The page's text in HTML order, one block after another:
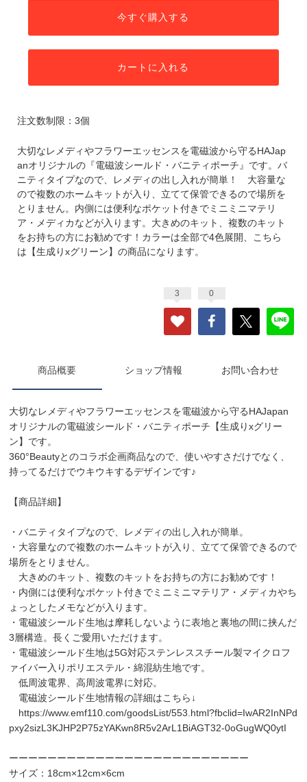
今すぐ購入する
カートに入れる
注文数制限：3個
大切なレメディやフラワーエッセンスを電磁波から守るHAJap
anオリジナルの『電磁波シールド・バニティポーチ』です。バ
ニティタイプなので、レメディの出し入れが簡単！ 大容量な
ので複数のホームキットが入り、立てて保管できるので場所を
とりません。内側には便利なポケット付きでミニミニマテリ
ア・メディカなどが入ります。大きめのキット、複数のキット
をお持ちの方にお勧めです！カラーは全部で4色展開、こちら
は【生成りxグリーン】の商品になります。
3 0
商品概要 ショップ情報 お問い合わせ
大切なレメディやフラワーエッセンスを電磁波から守るHAJapan
オリジナルの電磁波シールド・バニティポーチ【生成りxグリー
ン】です。
360°Beautyとのコラボ企画商品なので、使いやすさだけでなく、
持ってるだけでウキウキするデザインです♪
【商品詳細】
・バニティタイプなので、レメディの出し入れが簡単。
・大容量なので複数のホームキットが入り、立てて保管できるので
場所をとりません。
大きめのキット、複数のキットをお持ちの方にお勧めです！
・内側には便利なポケット付きでミニミニマテリア・メディカやち
ょっとしたメモなどが入ります。
・電磁波シールド生地は摩耗しないように表地と裏地の間に挟んだ
3層構造。長くご愛用いただけます。
・電磁波シールド生地は5G対応ステンレススチール製マイクロフ
ァイバー入りポリエステル・綿混紡生地です。
低周波電界、高周波電界に対応。
電磁波シールド生地情報の詳細はこちら↓
https://www.emf110.com/goodsList/553.html?fbclid=IwAR2InNPd
pxy2sizL3KJHP2P75zYAKwn8R5v2ArL1BiAGT32-0oGugWQ0ytI
ーーーーーーーーーーーーーーーーーーーーーーーーー
サイズ：18cm×12cm×6cm